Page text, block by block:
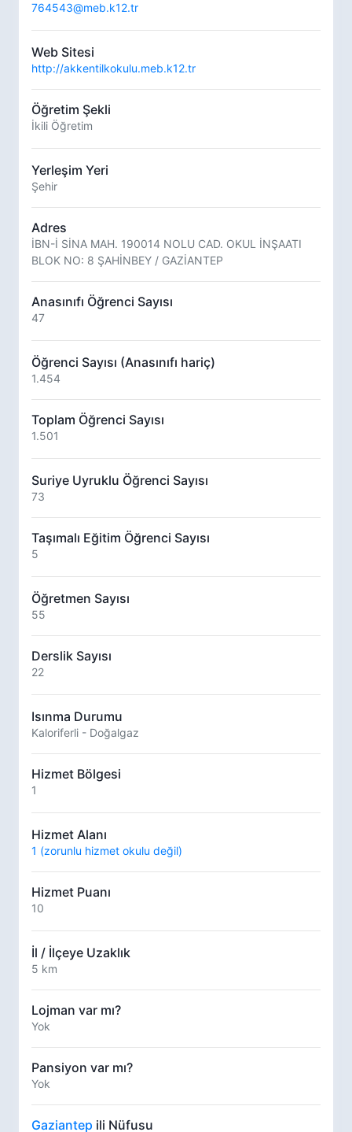
764543@meb.k12.tr
Web Sitesi
http://akkentilkokulu.meb.k12.tr
Öğretim Şekli
İkili Öğretim
Yerleşim Yeri
Şehir
Adres
İBN-İ SİNA MAH. 190014 NOLU CAD. OKUL İNŞAATI
BLOK NO: 8 ŞAHİNBEY / GAZİANTEP
Anasınıfı Öğrenci Sayısı
47
Öğrenci Sayısı (Anasınıfı hariç)
1.454
Toplam Öğrenci Sayısı
1.501
Suriye Uyruklu Öğrenci Sayısı
73
Taşımalı Eğitim Öğrenci Sayısı
5
Öğretmen Sayısı
55
Derslik Sayısı
22
Isınma Durumu
Kaloriferli - Doğalgaz
Hizmet Bölgesi
1
Hizmet Alanı
1 (zorunlu hizmet okulu değil)
Hizmet Puanı
10
İl / İlçeye Uzaklık
5 km
Lojman var mı?
Yok
Pansiyon var mı?
Yok
Gaziantep ili Nüfusu